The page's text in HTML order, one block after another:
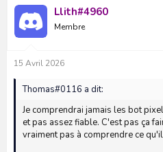
Llith#4960
Membre
15 Avril 2026
Thomas#0116 a dit:
Je comprendrai jamais les bot
et pas assez fiable. C'est pas ça
vraiment pas à comprendre ce